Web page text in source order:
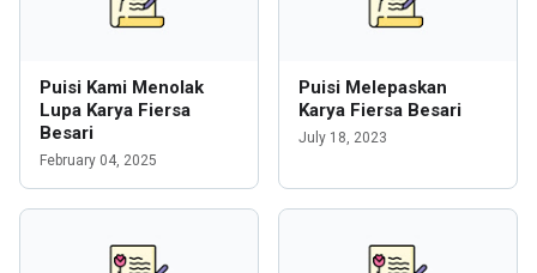
Puisi Kami Menolak
Lupa Karya Fiersa
Besari
February 04, 2025
Puisi Melepaskan
Karya Fiersa Besari
July 18, 2023